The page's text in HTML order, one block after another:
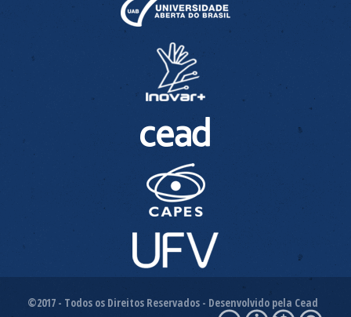
©2017 - Todos os Direitos Reservados - Desenvolvido pela Cead